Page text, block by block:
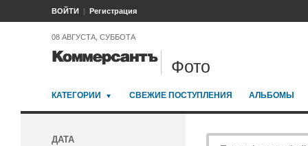
ВОЙТИ Регистрация
08 АВГУСТА, СУББОТА
Фото
КАТЕГОРИИ СВЕЖИЕ ПОСТУПЛЕНИЯ АЛЬБОМЫ
ДАТА